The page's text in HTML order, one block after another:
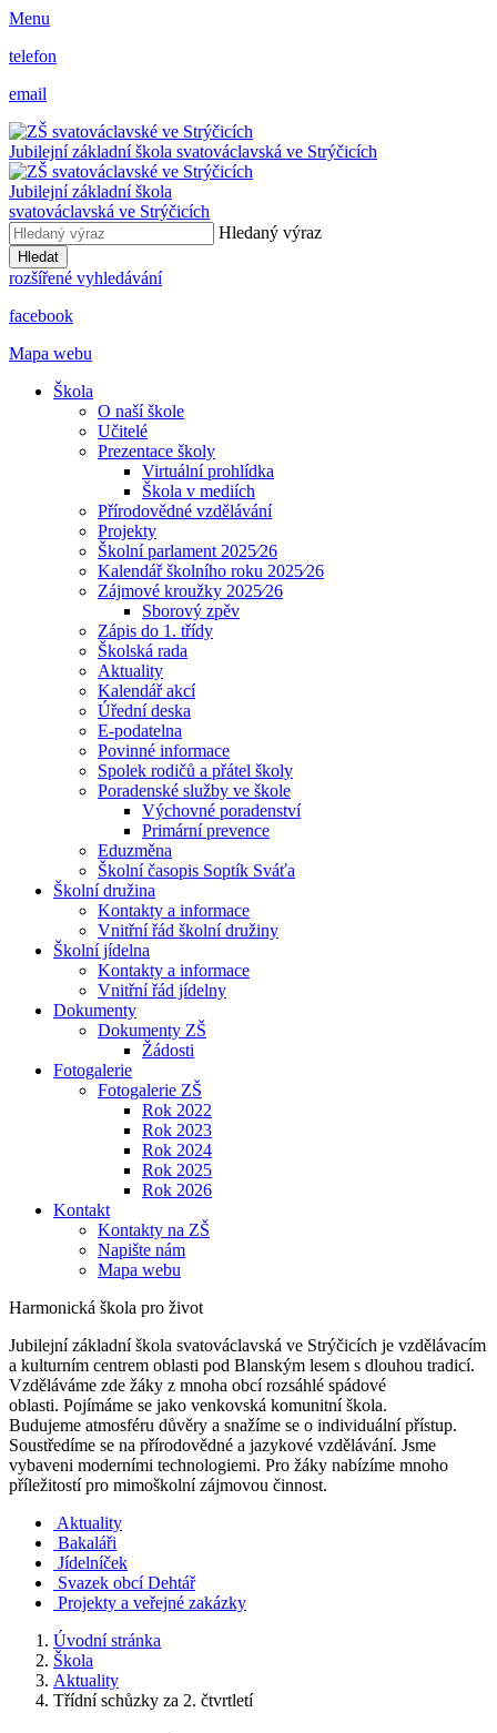
Menu
telefon
email
Jubilejní základní škola svatováclavská ve Strýčicích
Jubilejní základní škola
svatováclavská ve Strýčicích
Hledaný výraz
Hledat
rozšířené vyhledávání
facebook
Mapa webu
Škola
O naší škole
Učitelé
Prezentace školy
Virtuální prohlídka
Škola v mediích
Přírodovědné vzdělávání
Projekty
Školní parlament 2025⁄26
Kalendář školního roku 2025⁄26
Zájmové kroužky 2025⁄26
Sborový zpěv
Zápis do 1. třídy
Školská rada
Aktuality
Kalendář akcí
Úřední deska
E-podatelna
Povinné informace
Spolek rodičů a přátel školy
Poradenské služby ve škole
Výchovné poradenství
Primární prevence
Eduzměna
Školní časopis Soptík Sváťa
Školní družina
Kontakty a informace
Vnitřní řád školní družiny
Školní jídelna
Kontakty a informace
Vnitřní řád jídelny
Dokumenty
Dokumenty ZŠ
Žádosti
Fotogalerie
Fotogalerie ZŠ
Rok 2022
Rok 2023
Rok 2024
Rok 2025
Rok 2026
Kontakt
Kontakty na ZŠ
Napište nám
Mapa webu
Harmonická škola pro život
Jubilejní základní škola svatováclavská ve Strýčicích je vzdělávacím
a kulturním centrem oblasti pod Blanským lesem s dlouhou tradicí.
Vzděláváme zde žáky z mnoha obcí rozsáhlé spádové
oblasti. Pojímáme se jako venkovská komunitní škola.
Budujeme atmosféru důvěry a snažíme se o individuální přístup.
Soustředíme se na přírodovědné a jazykové vzdělávání. Jsme
vybaveni moderními technologiemi. Pro žáky nabízíme mnoho
příležitostí pro mimoškolní zájmovou činnost.
Aktuality
Bakaláři
Jídelníček
Svazek obcí Dehtář
Projekty a veřejné zakázky
Úvodní stránka
Škola
Aktuality
Třídní schůzky za 2. čtvrtletí